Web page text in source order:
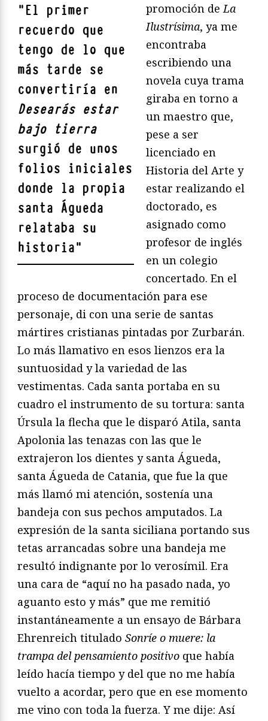
"El primer
recuerdo que
tengo de lo que
más tarde se
convertiría en
Desearás estar
bajo tierra
surgió de unos
folios iniciales
donde la propia
santa Águeda
relataba su
historia"
promoción deLa
Ilustrísima, ya me
encontraba
escribiendo una
novela cuya trama
giraba en torno a
un maestro que,
pese a ser
licenciado en
Historia del Arte y
estar realizando el
doctorado, es
asignado como
profesor de inglés
en un colegio
concertado. En el
proceso de documentación para ese
personaje, di con una serie de santas
mártires cristianas pintadas por Zurbarán.
Lo más llamativo en esos lienzos era la
suntuosidad y la variedad de las
vestimentas. Cada santa portaba en su
cuadro el instrumento de su tortura: santa
Úrsula la flecha que le disparó Atila, santa
Apolonia las tenazas con las que le
extrajeron los dientes y santa Águeda,
santa Águeda de Catania, que fue la que
más llamó mi atención, sostenía una
bandeja con sus pechos amputados. La
expresión de la santa siciliana portando sus
tetas arrancadas sobre una bandeja me
resultó indignante por lo verosímil. Era
una cara de “aquí no ha pasado nada, yo
aguanto esto y más” que me remitió
instantáneamente a un ensayo de Bárbara
Ehrenreich titulado Sonríe o muere: la
trampa del pensamiento positivo que había
leído hacía tiempo y del que no me había
vuelto a acordar, pero que en ese momento
me vino con toda la fuerza. Y me dije: Así